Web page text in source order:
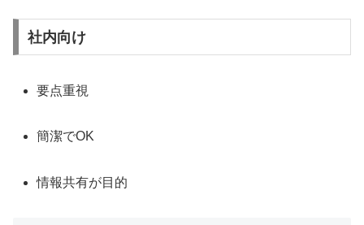
社内向け
要点重視
簡潔でOK
情報共有が目的